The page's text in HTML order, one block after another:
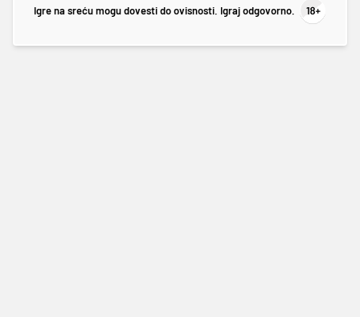
Igre na sreću mogu dovesti do ovisnosti. Igraj odgovorno.